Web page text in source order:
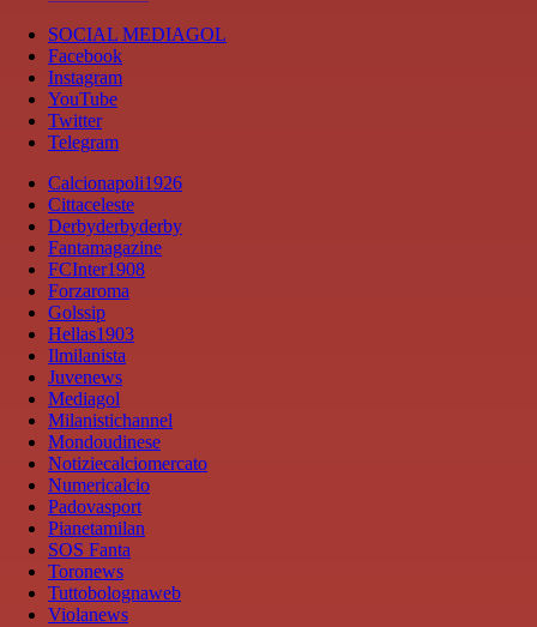
SOCIAL MEDIAGOL
Facebook
Instagram
YouTube
Twitter
Telegram
Calcionapoli1926
Cittaceleste
Derbyderbyderby
Fantamagazine
FCInter1908
Forzaroma
Golssip
Hellas1903
Ilmilanista
Juvenews
Mediagol
Milanistichannel
Mondoudinese
Notiziecalciomercato
Numericalcio
Padovasport
Pianetamilan
SOS Fanta
Toronews
Tuttobolognaweb
Violanews